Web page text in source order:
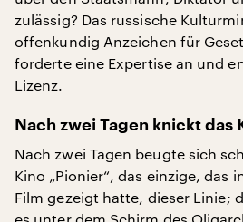
zulässig? Das russische
offenkundig Anzeichen für
forderte eine Expertise an und
Lizenz.
Nach zwei Tagen knickt das
Nach zwei Tagen beugte sich
Kino „Pionier“, das einzige, das
Film gezeigt hatte, dieser Linie;